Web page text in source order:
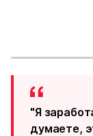
"Я
думаете,